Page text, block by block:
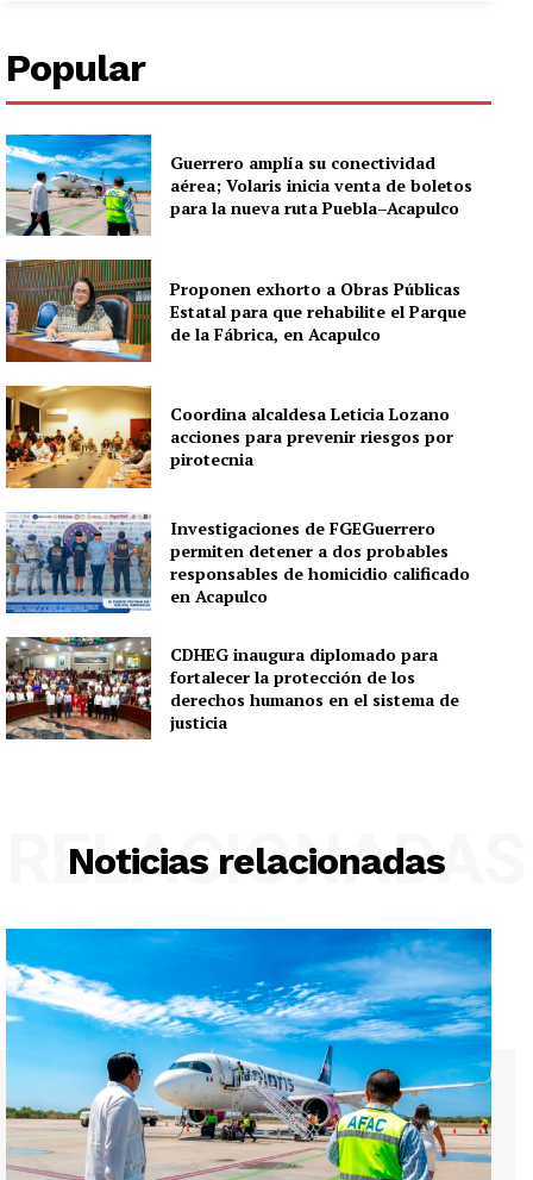
Popular
Guerrero amplía su conectividad
aérea; Volaris inicia venta de boletos
para la nueva ruta Puebla–Acapulco
Proponen exhorto a Obras Públicas
Estatal para que rehabilite el Parque
de la Fábrica, en Acapulco
Coordina alcaldesa Leticia Lozano
acciones para prevenir riesgos por
pirotecnia
Investigaciones de FGEGuerrero
permiten detener a dos probables
responsables de homicidio calificado
en Acapulco
CDHEG inaugura diplomado para
fortalecer la protección de los
derechos humanos en el sistema de
justicia
Noticias relacionadas
RELACIONADAS